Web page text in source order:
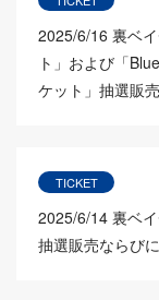
2025/6/16 裏ベ
ト」および「
ケット」抽選販
TICKET
2025/6/14 裏ベ
抽選販売ならび